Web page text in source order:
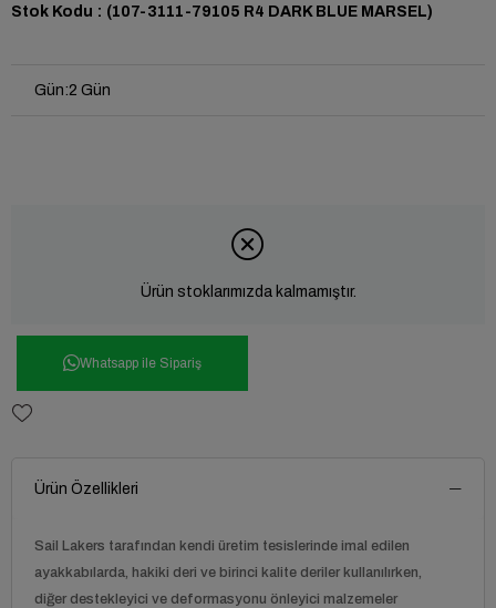
Stok Kodu (107-3111-79105 R4 DARK BLUE MARSEL)
Gün:2 Gün
Ürün stoklarımızda kalmamıştır.
Whatsapp ile Sipariş
Ürün Özellikleri
Sail Lakers tarafından kendi üretim tesislerinde imal edilen
ayakkabılarda, hakiki deri ve birinci kalite deriler kullanılırken,
diğer destekleyici ve deformasyonu önleyici malzemeler